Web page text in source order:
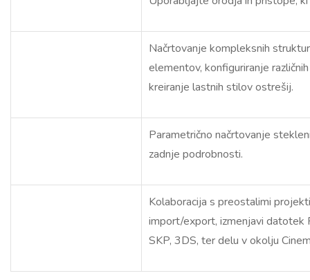
Načrtovanje kompleksnih
elementov, konfiguriranje
kreiranje lastnih stilov ostrešij.
Parametrično načrtovanje
zadnje podrobnosti.
Kolaboracija s preostalimi
import/export, izmenjavi datotek
SKP, 3DS, ter delu v okolju